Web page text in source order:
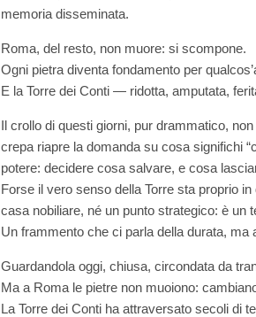
memoria disseminata.
Roma, del resto, non muore: si scompone.
Ogni pietra diventa fondamento per
E la Torre dei Conti — ridotta, amputata,
Il crollo di questi giorni, pur drammatico,
crepa riapre la domanda su cosa significhi
potere: decidere cosa salvare, e cosa
Forse il vero senso della Torre sta proprio
casa nobiliare, né un punto strategico: è un
Un frammento che ci parla della durata,
Guardandola oggi, chiusa, circondata da
Ma a Roma le pietre non muoiono:
La Torre dei Conti ha attraversato secoli di